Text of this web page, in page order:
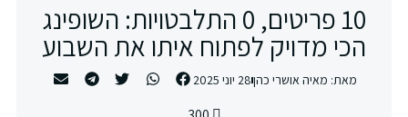
10 פריטים, 0 התלבטויות: השופינג
הכי מדויק לפתוח איתו את השבוע
מאת: מאיה אושרי כהן28 יוני 2025